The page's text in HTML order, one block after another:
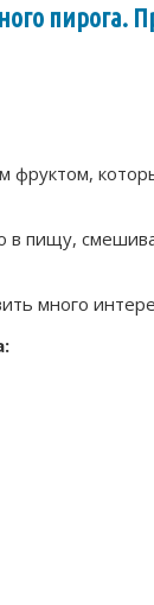
пирога.
в пищу,
много